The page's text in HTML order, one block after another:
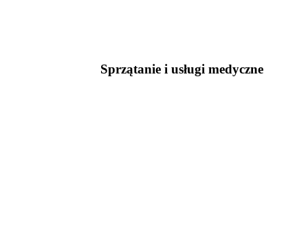
Sprzątanie i usługi medyczne